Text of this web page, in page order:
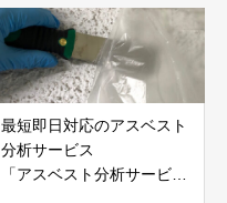
最短即日対応のアスベスト
分析サービス
「アスベスト分析サービ